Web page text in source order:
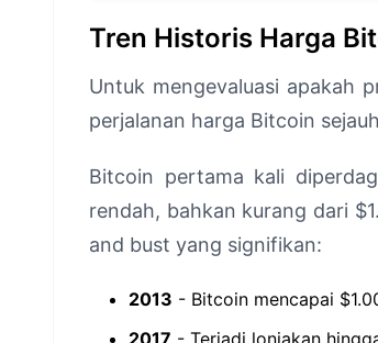
Tren Historis Harga
Untuk mengevaluasi apakah
perjalanan harga Bitcoin
Bitcoin pertama kali
rendah, bahkan kurang dari
and bust yang signifikan:
2013 - Bitcoin mencapai
2017 - Terjadi lonjakan